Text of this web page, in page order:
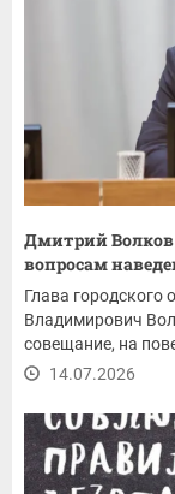
Дмитрий Волков
вопросам
Глава городского
Владимирович
совещание, на
14.07.2026